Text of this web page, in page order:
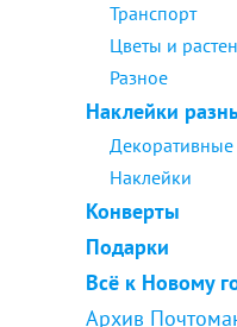
Транспорт
Цветы и
Разное
Наклейки
Декоративные
Наклейки
Конверты
Подарки
Всё к Новому
Архив